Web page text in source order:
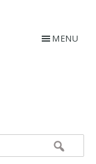
MENU